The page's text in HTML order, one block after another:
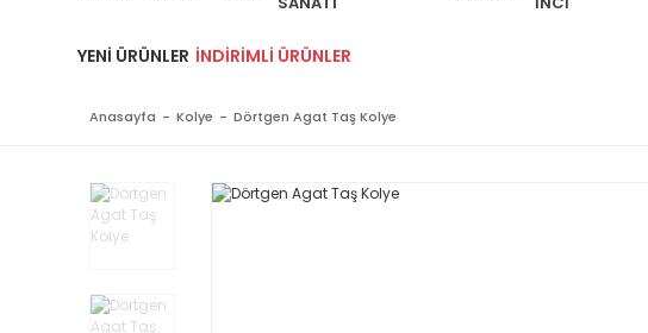
YENI ÜRÜNLER İNDIRIMLI ÜRÜNLER
Anasayfa Kolye Dörtgen Agat Taş Kolye